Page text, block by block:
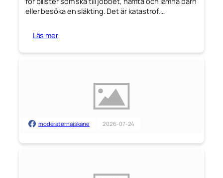
eller besöka en släkting. Det är katastrof.…
Läs mer
moderaternaiskane 2026-07-24